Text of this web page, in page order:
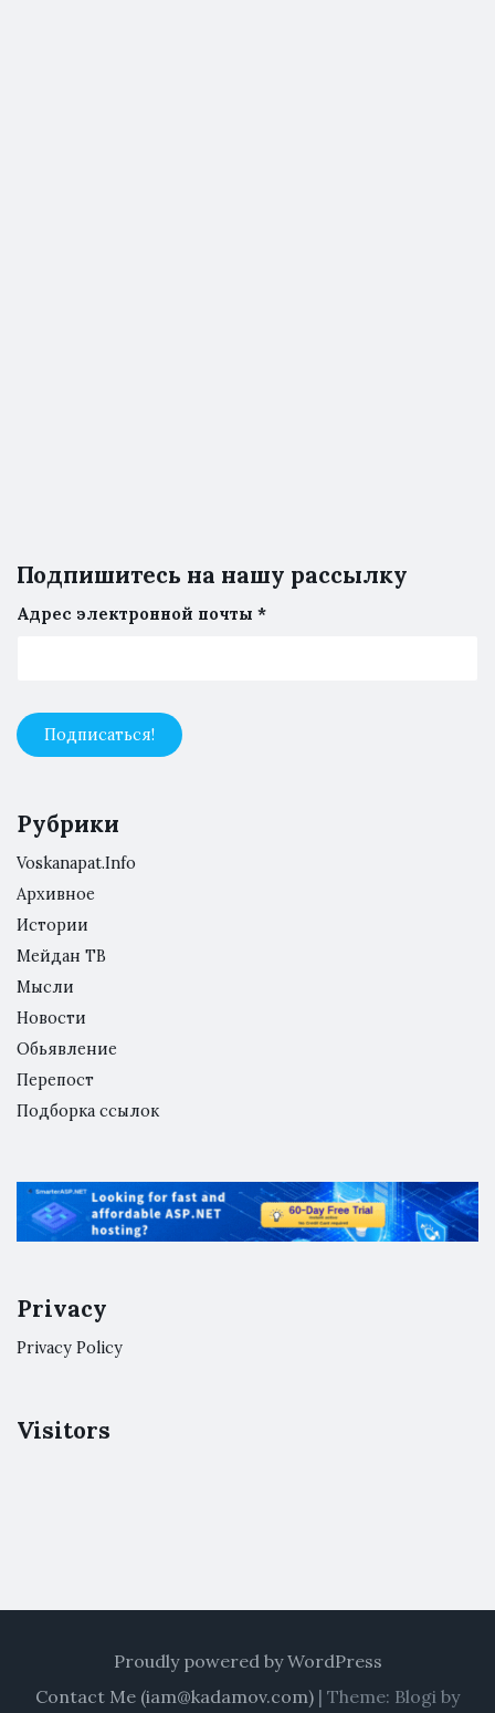
Подпишитесь на нашу рассылку
Адрес электронной почты *
Рубрики
Voskanapat.Info
Архивное
Истории
Мейдан ТВ
Мысли
Новости
Обьявление
Перепост
Подборка ссылок
Privacy
Privacy Policy
Visitors
Proudly powered by WordPress
Contact Me (iam@kadamov.com) | Theme: Blogi by